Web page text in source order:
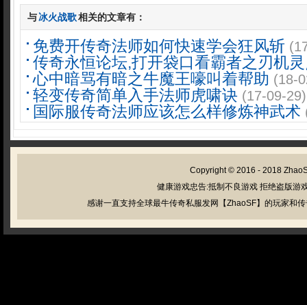
与冰火战歌相关的文章有：
免费开传奇法师如何快速学会狂风斩
传奇永恒论坛,打开袋口看霸者之刃机
心中暗骂有暗之牛魔王嚎叫着帮助 (18-
轻变传奇简单入手法师虎啸诀 (17-09-29)
国际服传奇法师应该怎么样修炼神武术
Copyright © 2016 - 2018
健康游戏忠告:抵制不良游戏 拒绝盗版游
感谢一直支持全球最牛传奇私服发网【ZhaoSF】的玩家和